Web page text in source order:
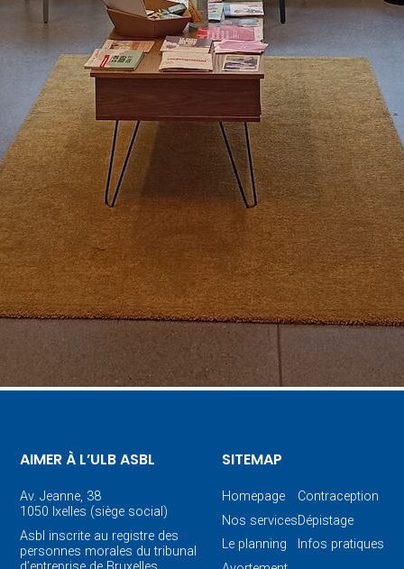
AIMER À L’ULB ASBL
Av. Jeanne, 38
1050 Ixelles (siège social)
Asbl inscrite au registre des
personnes morales du tribunal
SITEMAP
Homepage
Nos services
Le planning
Contraception
Dépistage
Infos pratiques